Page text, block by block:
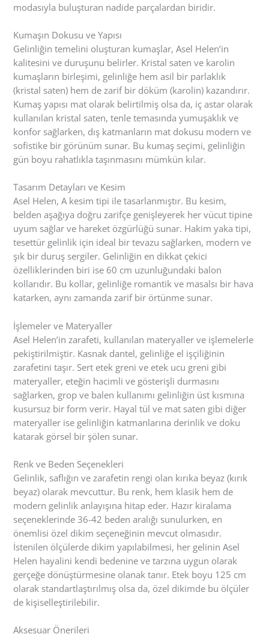
modasıyla buluşturan nadide parçalardan biridir.
Kumaşın Dokusu ve Yapısı
Gelinliğin temelini oluşturan kumaşlar, Asel Helen’in
kalitesini ve duruşunu belirler. Kristal saten ve karolin
kumaşların birleşimi, gelinliğe hem asil bir parlaklık
(kristal saten) hem de zarif bir döküm (karolin) kazandırır.
Kumaş yapısı mat olarak belirtilmiş olsa da, iç astar olarak
kullanılan kristal saten, tenle temasında yumuşaklık ve
konfor sağlarken, dış katmanların mat dokusu modern ve
sofistike bir görünüm sunar. Bu kumaş seçimi, gelinliğin
gün boyu rahatlıkla taşınmasını mümkün kılar.
Tasarım Detayları ve Kesim
Asel Helen, A kesim tipi ile tasarlanmıştır. Bu kesim,
belden aşağıya doğru zarifçe genişleyerek her vücut tipine
uyum sağlar ve hareket özgürlüğü sunar. Hakim yaka tipi,
tesettür gelinlik için ideal bir tevazu sağlarken, modern ve
şık bir duruş sergiler. Gelinliğin en dikkat çekici
özelliklerinden biri ise 60 cm uzunluğundaki balon
kollarıdır. Bu kollar, gelinliğe romantik ve masalsı bir hava
katarken, aynı zamanda zarif bir örtünme sunar.
İşlemeler ve Materyaller
Asel Helen’in zarafeti, kullanılan materyaller ve işlemelerle
pekiştirilmiştir. Kasnak dantel, gelinliğe el işçiliğinin
zarafetini taşır. Sert etek greni ve etek ucu greni gibi
materyaller, eteğin hacimli ve gösterişli durmasını
sağlarken, grop ve balen kullanımı gelinliğin üst kısmına
kusursuz bir form verir. Hayal tül ve mat saten gibi diğer
materyaller ise gelinliğin katmanlarına derinlik ve doku
katarak görsel bir şölen sunar.
Renk ve Beden Seçenekleri
Gelinlik, saflığın ve zarafetin rengi olan kırıka beyaz (kırık
beyaz) olarak mevcuttur. Bu renk, hem klasik hem de
modern gelinlik anlayışına hitap eder. Hazır kiralama
seçeneklerinde 36-42 beden aralığı sunulurken, en
önemlisi özel dikim seçeneğinin mevcut olmasıdır.
İstenilen ölçülerde dikim yapılabilmesi, her gelinin Asel
Helen hayalini kendi bedenine ve tarzına uygun olarak
gerçeğe dönüştürmesine olanak tanır. Etek boyu 125 cm
olarak standartlaştırılmış olsa da, özel dikimde bu ölçüler
de kişiselleştirilebilir.
Aksesuar Önerileri